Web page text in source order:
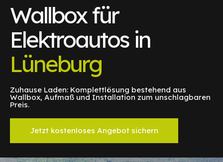
Wallbox für
Elektroautos in
Lüneburg
Zuhause Laden: Komplettlösung bestehend aus
Wallbox, Aufmaß und Installation zum unschlagbaren
Preis.
Jetzt kostenloses Angebot sichern